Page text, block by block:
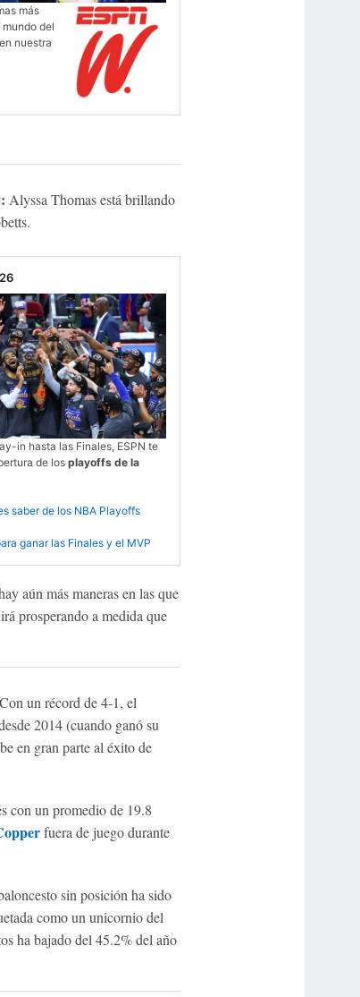
más
del
nuestra
Alyssa Thomas está brillando
in hasta las Finales, ESPN te
de losplayoffs de la
saber de los NBA Playoffs
ganar las Finales y el MVP
aún más maneras en las que
prosperando a medida que
Con un récord de 4-1, el
2014 (cuando ganó su
en gran parte al éxito de
con un promedio de 19.8
fuera de juego durante
sin posición ha sido
como un unicornio del
ha bajado del 45.2% del año